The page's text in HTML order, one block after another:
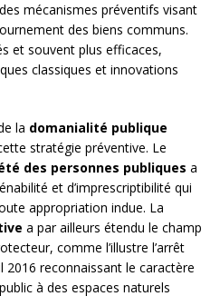
mécanismes préventifs visant
des biens communs.
et souvent plus efficaces,
classiques et innovations
la domanialité publique
stratégie préventive. Le
des personnes publiques a
et d’imprescriptibilité qui
appropriation indue. La
a par ailleurs étendu le champ
comme l’illustre l’arrêt
2016 reconnaissant le caractère
à des espaces naturels